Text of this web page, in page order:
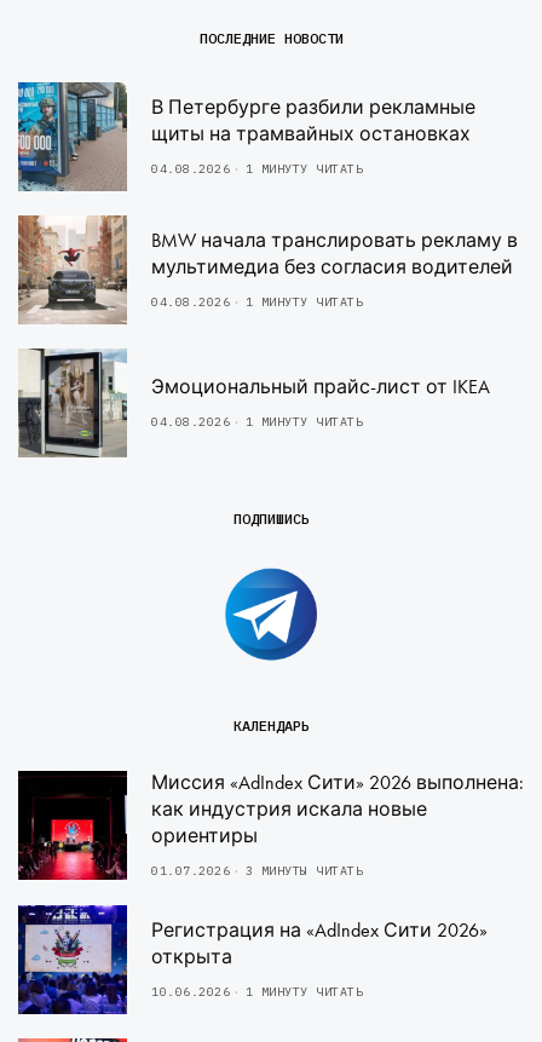
ПОСЛЕДНИЕ НОВОСТИ
В Петербурге разбили рекламные
щиты на трамвайных остановках
04.08.2026 1 МИНУТУ ЧИТАТЬ
BMW начала транслировать рекламу в
мультимедиа без согласия водителей
04.08.2026 1 МИНУТУ ЧИТАТЬ
Эмоциональный прайс-лист от IKEA
04.08.2026 1 МИНУТУ ЧИТАТЬ
ПОДПИШИСЬ
КАЛЕНДАРЬ
Миссия «AdIndex Сити» 2026 выполнена:
как индустрия искала новые
ориентиры
01.07.2026 3 МИНУТЫ ЧИТАТЬ
Регистрация на «AdIndex Сити 2026»
открыта
10.06.2026 1 МИНУТУ ЧИТАТЬ